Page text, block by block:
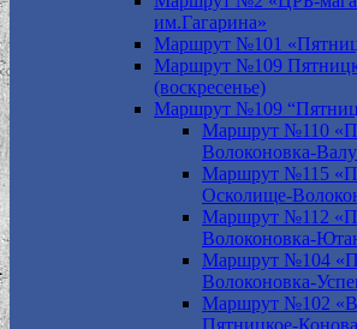
им.Гагарина»
Маршрут №101
Маршрут №109
(воскресенье)
Маршрут №109
Маршрут №110
Волоконовка-
Маршрут №115
Осколище-
Маршрут №112
Волоконовка-
Маршрут №104
Волоконовка-
Маршрут №102
Пятницкое-